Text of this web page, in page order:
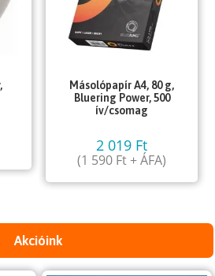
Másolópapír A4, 80 g,
Bluering Power, 500
ív/csomag
2 019 Ft
(1 590 Ft+ ÁFA)
Akcióink